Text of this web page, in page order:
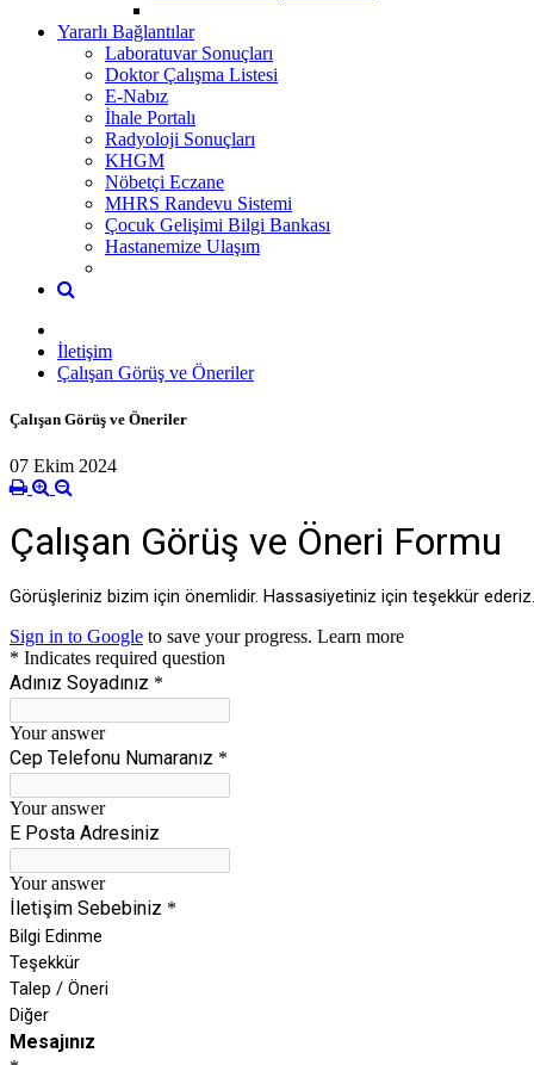
Yararlı Bağlantılar
Laboratuvar Sonuçları
Doktor Çalışma Listesi
E-Nabız
İhale Portalı
Radyoloji Sonuçları
KHGM
Nöbetçi Eczane
MHRS Randevu Sistemi
Çocuk Gelişimi Bilgi Bankası
Hastanemize Ulaşım
İletişim
Çalışan Görüş ve Öneriler
Çalışan Görüş ve Öneriler
07 Ekim 2024